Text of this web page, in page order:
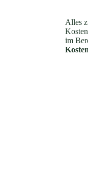
Alles
im